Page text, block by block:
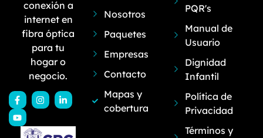
conexión a
internet en
fibra óptica
para tu
hogar o
negocio.
Nosotros
Paquetes
Empresas
Contacto
Mapas y
cobertura
PQR's
Manual de
Usuario
Dignidad
Infantil
Política de
Privacidad
Términos y